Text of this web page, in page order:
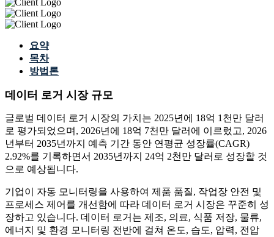
요약
목차
방법론
데이터 로거 시장 규모
글로벌 데이터 로거 시장의 가치는 2025년에 18억 1천만 달러
로 평가되었으며, 2026년에 18억 7천만 달러에 이르렀고, 2026
년부터 2035년까지 예측 기간 동안 연평균 성장률(CAGR)
2.92%를 기록하면서 2035년까지 24억 2천만 달러로 성장할 것
으로 예상됩니다.
기업이 자동 모니터링을 사용하여 제품 품질, 작업장 안전 및
프로세스 제어를 개선함에 따라 데이터 로거 시장은 꾸준히 성
장하고 있습니다. 데이터 로거는 제조, 의료, 식품 저장, 물류,
에너지 및 환경 모니터링 전반에 걸쳐 온도, 습도, 압력, 전압